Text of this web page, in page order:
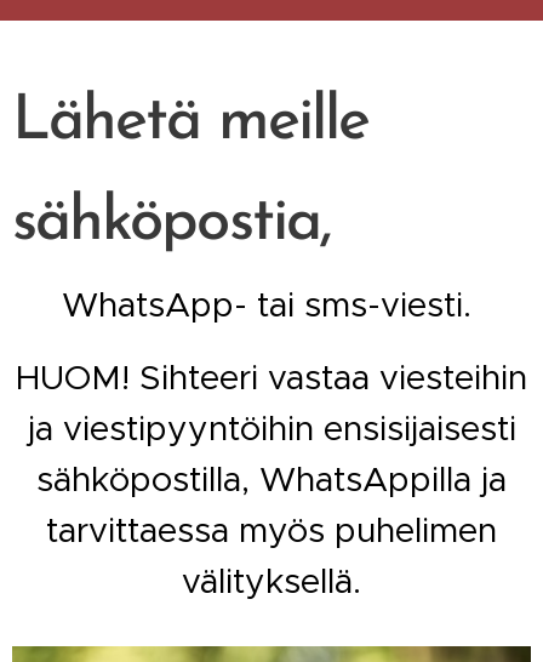
Lähetä meille
sähköpostia,
WhatsApp- tai sms-viesti.
HUOM! Sihteeri vastaa viesteihin
ja viestipyyntöihin ensisijaisesti
sähköpostilla, WhatsAppilla ja
tarvittaessa myös puhelimen
välityksellä.